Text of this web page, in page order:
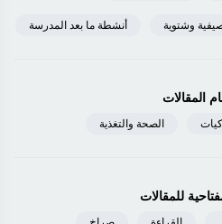
وشتوية أنشطة ما بعد المدرسة
المقالات
الصحة والتغذية
للمقالات